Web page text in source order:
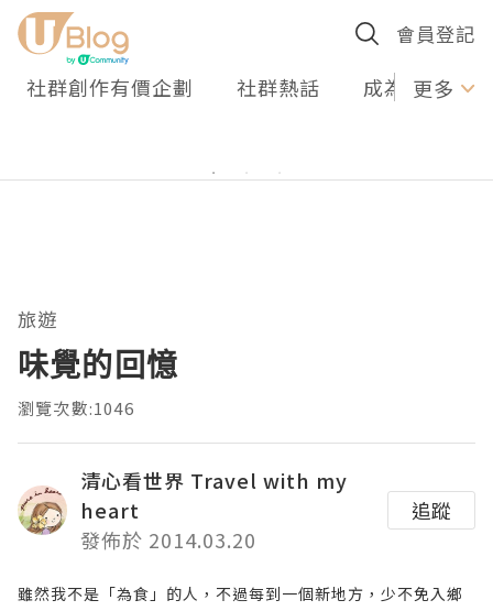
會員登記
社群創作有價企劃 社群熱話 成為U更多
旅遊
味覺的回憶
瀏覽次數:1046
清心看世界 Travel with my
heart
發佈於 2014.03.20
追蹤
雖然我不是「為食」的人，不過每到一個新地方，少不免入鄉